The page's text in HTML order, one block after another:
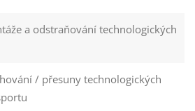
a odstraňování technologických
/ přesuny technologických